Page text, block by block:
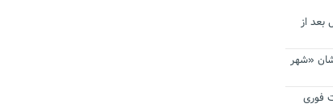
در آیینه است/ ۱۴ سال بعد از
«شهر
فوری